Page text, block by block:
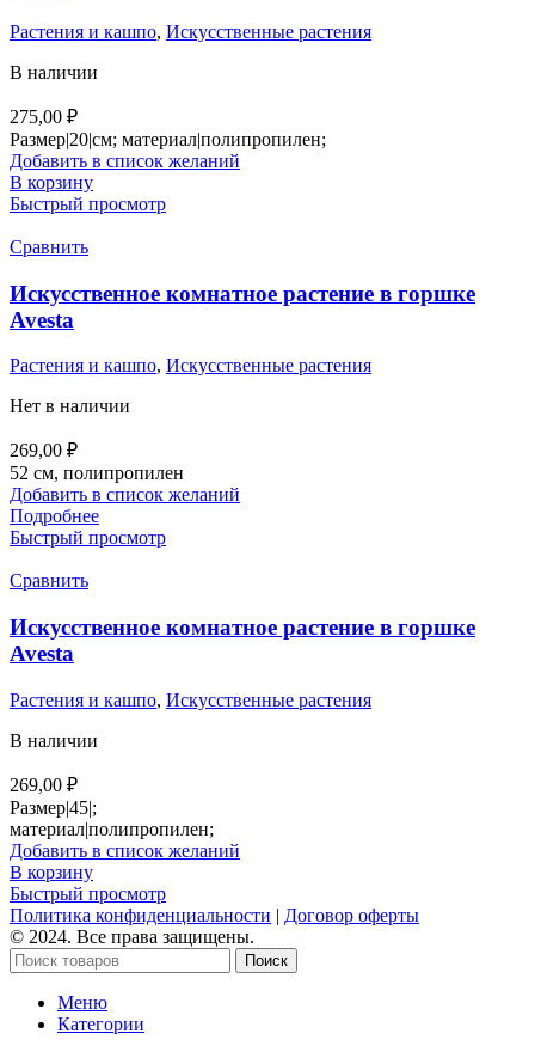
Растения и кашпо, Искусственные растения
В наличии
275,00 ₽
Размер|20|см; материал|полипропилен;
Добавить в список желаний
В корзину
Быстрый просмотр
Сравнить
Искусственное комнатное растение в горшке
Avesta
Растения и кашпо, Искусственные растения
Нет в наличии
269,00 ₽
52 см, полипропилен
Добавить в список желаний
Подробнее
Быстрый просмотр
Сравнить
Искусственное комнатное растение в горшке
Avesta
Растения и кашпо, Искусственные растения
В наличии
269,00 ₽
Размер|45|;
материал|полипропилен;
Добавить в список желаний
В корзину
Быстрый просмотр
Политика конфиденциальности | Договор оферты
© 2024. Все права защищены.
Поиск
Меню
Категории